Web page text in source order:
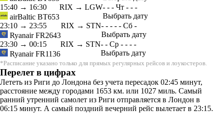
15:40 → 16:30
airBaltic BT653
RIX → LGW- - - Чт - - -
Выбрать дату
23:10 → 23:55
RyanairFR2643
RIX → STN- - - - - Сб -
Выбрать дату
23:30 → 00:15
RyanairFR1136
RIX → STN- - Ср - - - -
Выбрать дату
*Расписание указано только для прямых регулярных рейсов и лоукостеров.
Перелет в цифрах
Лететь из Риги до Лондона без учета пересадок 02:45 минут,
расстояние между городами 1653 км. или 1027 миль. Самый
ранний утренний самолет из Риги отправляется в Лондон в
06:15 минут. А самый поздний вечерний рейс вылетает в 23:15.